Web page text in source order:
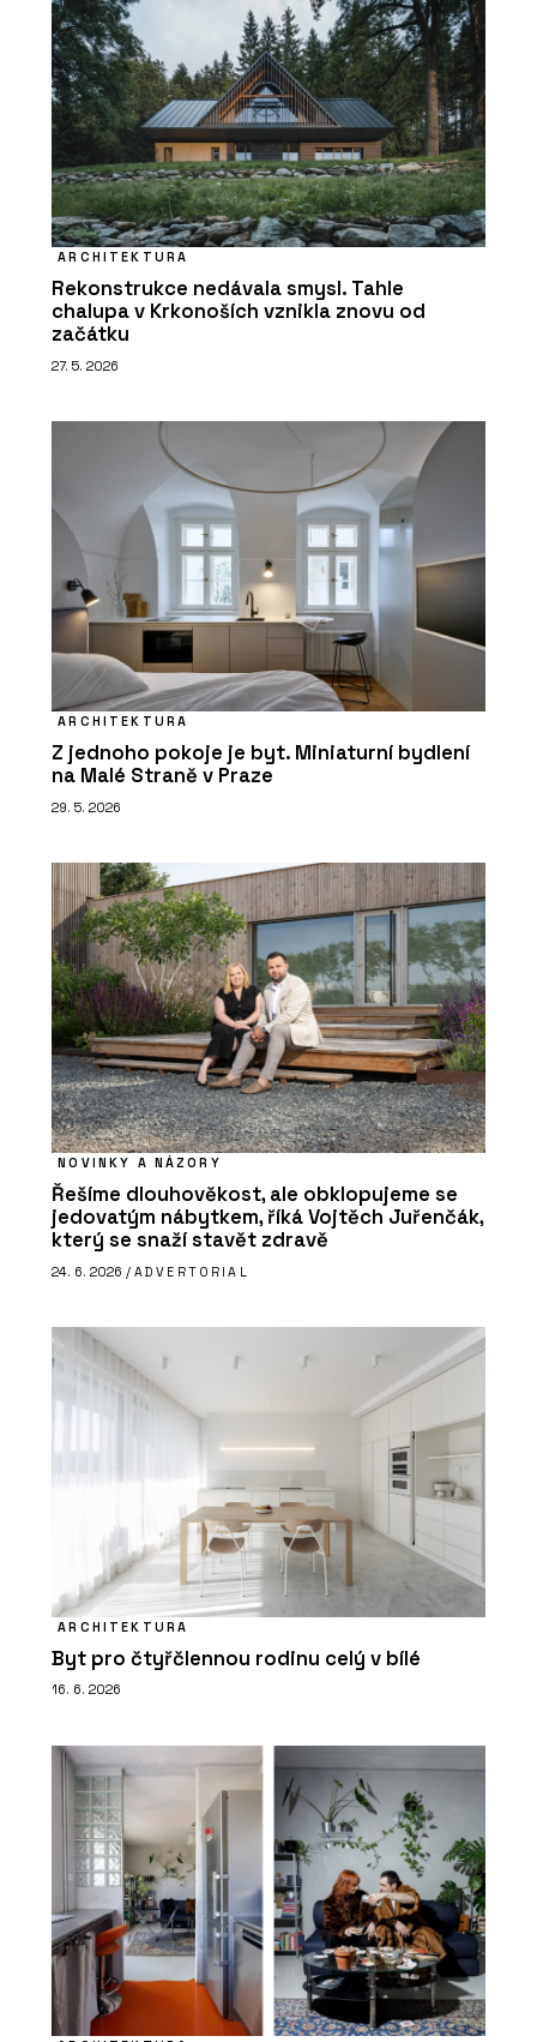
ARCHITEKTURA
Rekonstrukce nedávala smysl. Tahle
chalupa v Krkonoších vznikla znovu od
začátku
27. 5. 2026
ARCHITEKTURA
Z jednoho pokoje je byt. Miniaturní bydlení
na Malé Straně v Praze
29. 5. 2026
NOVINKY A NÁZORY
Řešíme dlouhověkost, ale obklopujeme se
jedovatým nábytkem, říká Vojtěch Juřenčák,
který se snaží stavět zdravě
24. 6. 2026 / ADVERTORIAL
ARCHITEKTURA
Byt pro čtyřčlennou rodinu celý v bílé
16. 6. 2026